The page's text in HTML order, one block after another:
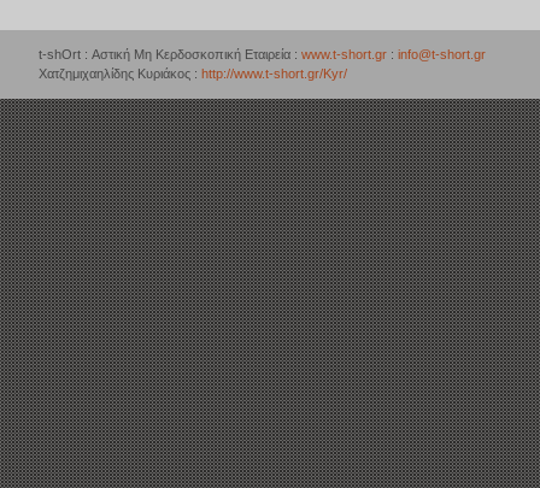
t-shOrt : Αστική Μη Κερδοσκοπική Εταιρεία : www.t-short.gr : info@t-short.gr
Χατζημιχαηλίδης Κυριάκος : http://www.t-short.gr/Kyr/